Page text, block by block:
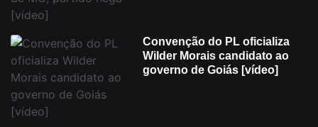
Convenção do PL oficializa
Wilder Morais candidato ao
governo de Goiás [vídeo]